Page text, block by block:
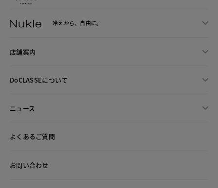
冷えから、 自由に。
店舗案内
DoCLASSEについて
ニュース
よくあるご質問
お問い合わせ